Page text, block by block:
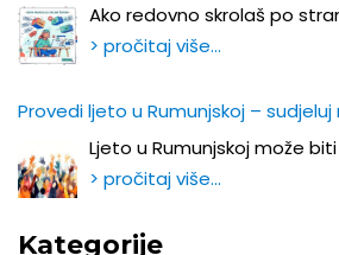
Ako redovno skrolaš po
> pročitaj više…
Provedi ljeto u Rumunjskoj –
Ljeto u Rumunjskoj može
> pročitaj više…
Kategorije